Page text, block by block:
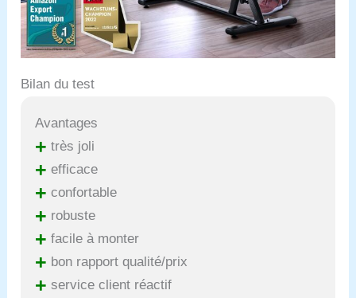
Bilan du test
Avantages
+ très joli
+ efficace
+ confortable
+ robuste
+ facile à monter
+ bon rapport qualité/prix
+ service client réactif